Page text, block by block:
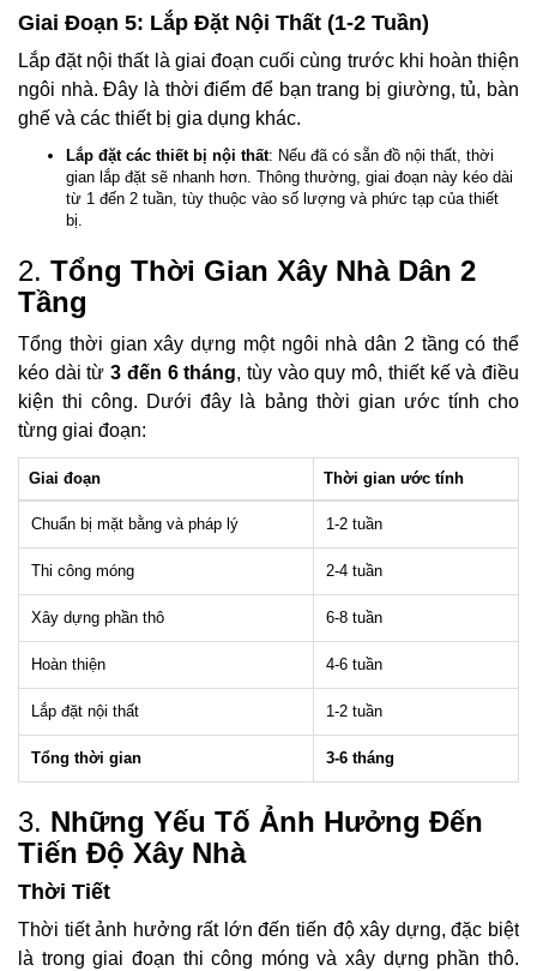
Giai Đoạn 5: Lắp Đặt Nội Thất (1-2 Tuần)
Lắp đặt nội thất là giai đoạn cuối cùng trước khi hoàn thiện
ngôi nhà. Đây là thời điểm để bạn trang bị giường, tủ, bàn
ghế và các thiết bị gia dụng khác.
Lắp đặt các thiết bị nội thất: Nếu đã có sẵn đồ nội thất, thời
gian lắp đặt sẽ nhanh hơn. Thông thường, giai đoạn này kéo dài
từ 1 đến 2 tuần, tùy thuộc vào số lượng và phức tạp của thiết
bị.
2. Tổng Thời Gian Xây Nhà Dân 2
Tầng
Tổng thời gian xây dựng một ngôi nhà dân 2 tầng có thể
kéo dài từ3 đến 6 tháng, tùy vào quy mô, thiết kế và điều
kiện thi công. Dưới đây là bảng thời gian ước tính cho
từng giai đoạn:
Giai đoạn Thời gian ước tính
Chuẩn bị mặt bằng và pháp lý 1-2 tuần
Thi công móng 2-4 tuần
Xây dựng phần thô 6-8 tuần
Hoàn thiện 4-6 tuần
Lắp đặt nội thất 1-2 tuần
Tổng thời gian 3-6 tháng
3. Những Yếu Tố Ảnh Hưởng Đến
Tiến Độ Xây Nhà
Thời Tiết
Thời tiết ảnh hưởng rất lớn đến tiến độ xây dựng, đặc biệt
là trong giai đoạn thi công móng và xây dựng phần thô.